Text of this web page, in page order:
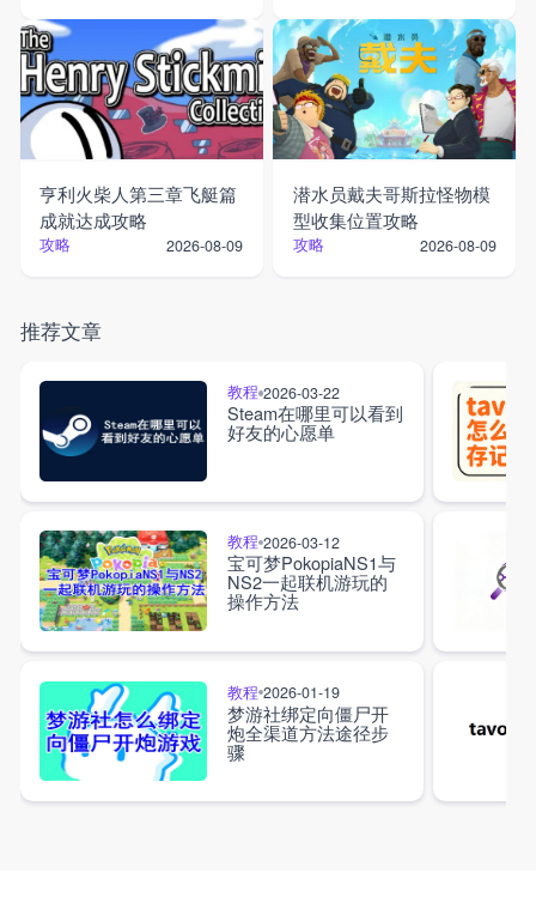
亨利火柴人第三章飞艇篇
成就达成攻略
攻略 2026-08-09
潜水员戴夫哥斯拉怪物模
型收集位置攻略
攻略 2026-08-09
推荐文章
教程 2026-03-22
Steam在哪里可以看到
好友的心愿单
教程 2026-03-12
宝可梦PokopiaNS1与
NS2一起联机游玩的
操作方法
教程 2026-01-19
梦游社绑定向僵尸开
炮全渠道方法途径步
骤